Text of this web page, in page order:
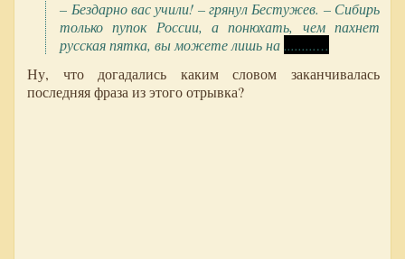
– Бездарно вас учили! – грянул Бестужев. – Сибирь
только пупок России, а понюхать, чем пахнет
русская пятка, вы можете лишь на.........…
Ну, что догадались каким словом заканчивалась
последняя фраза из этого отрывка?